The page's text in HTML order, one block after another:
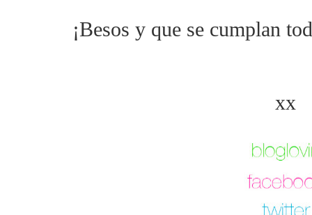
¡Besos y que se cumplan
xx